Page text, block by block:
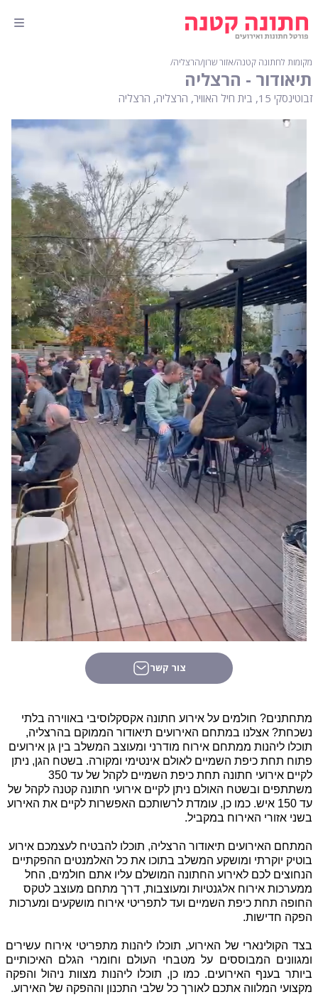
מקומות לחתונה קטנה∕אזור שרון∕הרצליה∕
תיאודור - הרצליה
זבוטינסקי 15, בית חיל האוויר, הרצליה, הרצליה
צור קשר
מתחתנים? חולמים על אירוע חתונה אקסקלוסיבי באווירה בלתי
נשכחת? אצלנו במתחם האירועים תיאודור הממוקם בהרצליה,
תוכלו ליהנות ממתחם אירוח מודרני ומעוצב המשלב בין גן אירועים
פתוח תחת כיפת השמיים לאולם אינטימי ומקורה. בשטח הגן, ניתן
לקיים אירועי חתונה תחת כיפת השמיים לקהל של עד 350
משתתפים ובשטח האולם ניתן לקיים אירועי חתונה קטנה לקהל של
עד 150 איש. כמו כן, עומדת לרשותכם האפשרות לקיים את האירוע
בשני אזורי האירוח במקביל.
המתחם האירועים תיאודור הרצליה, תוכלו להבטיח לעצמכם אירוע
בוטיק יוקרתי ומושקע המשלב בתוכו את כל האלמנטים ההפקתיים
הנחוצים לכם לאירוע החתונה המושלם עליו אתם חולמים, החל
ממערכות אירוח אלגנטיות ומעוצבות, דרך מתחם מעוצב לטקס
החופה תחת כיפת השמיים ועד לתפריטי אירוח מושקעים ומערכות
הפקה חדישות.
בצד הקולינארי של האירוע, תוכלו ליהנות מתפריטי אירוח עשירים
ומגוונים המבוססים על מטבחי העולם וחומרי הגלם האיכותיים
ביותר בענף האירועים. כמו כן, תוכלו ליהנות מצוות ניהול והפקה
מקצועי המלווה אתכם לאורך כל שלבי התכנון וההפקה של האירוע.